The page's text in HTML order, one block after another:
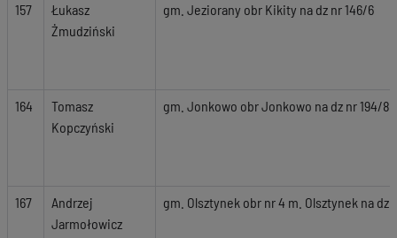
157
Łukasz
Żmudziński
gm. Jeziorany obr Kikity na dz nr 146/6
164
Tomasz
Kopczyński
gm. Jonkowo obr Jonkowo na dz nr 194/8,
167
Andrzej
Jarmołowicz
gm. Olsztynek obr nr 4 m. Olsztynek na dz